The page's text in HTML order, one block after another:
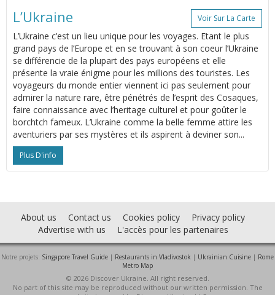
L’Ukraine Voir Sur La Carte
L’Ukraine c’est un lieu unique pour les voyages. Etant le plus
grand pays de l’Europe et en se trouvant à son coeur l’Ukraine
se différencie de la plupart des pays européens et elle
présente la vraie énigme pour les millions des touristes. Les
voyageurs du monde entier viennent ici pas seulement pour
admirer la nature rare, être pénétrés de l’esprit des Cosaques,
faire connaissance avec l’heritage culturel et pour goûter le
borchtch fameux. L’Ukraine comme la belle femme attire les
aventuriers par ses mystères et ils aspirent à deviner son...
Plus D'info
About us Contact us Cookies policy
Privacy policy
Advertise with us
L'accès pour les partenaires
Notre projets: Singapore Travel Guide | Restaurants in Vladivostok | Ukrainian Cuisine | Rome
Metro Map
© 2026 Discover Ukraine. All right reserved.
No part of this site may be reproduced without our written permission. The